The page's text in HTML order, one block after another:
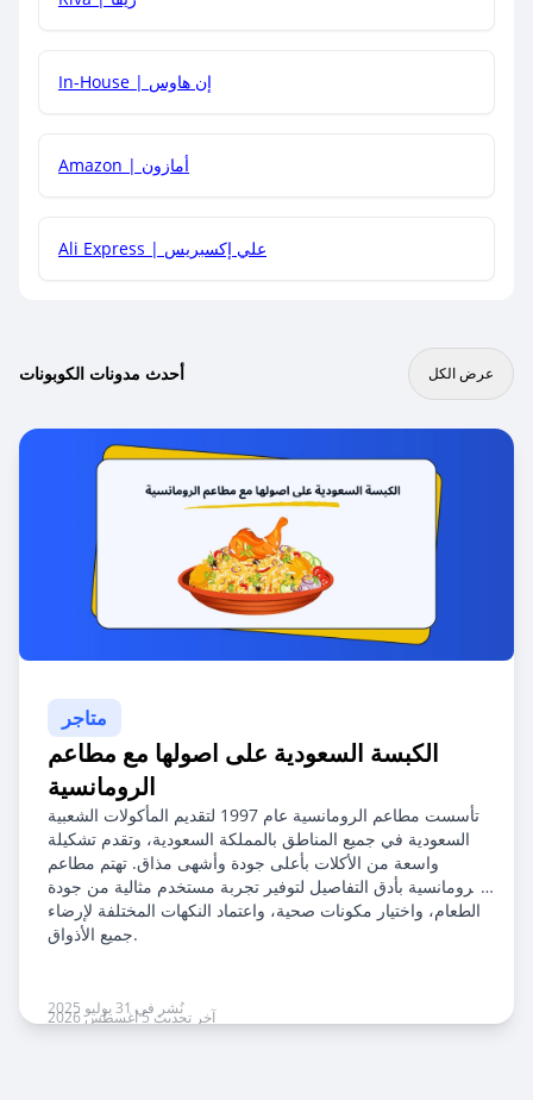
In-House | إن هاوس
Amazon | أمازون
Ali Express | علي إكسبريس
أحدث مدونات الكوبونات عرض الكل
متاجر
الكبسة السعودية على اصولها مع مطاعم
الرومانسية
تأسست مطاعم الرومانسية عام 1997 لتقديم المأكولات الشعبية
السعودية في جميع المناطق بالمملكة السعودية، وتقدم تشكيلة
واسعة من الأكلات بأعلى جودة وأشهى مذاق. تهتم مطاعم
الرومانسية بأدق التفاصيل لتوفير تجربة مستخدم مثالية من جودة
الطعام، واختيار مكونات صحية، واعتماد النكهات المختلفة لإرضاء
جميع الأذواق.
نُشر في 31 يوليو 2025
آخر تحديث 5 أغسطس 2026